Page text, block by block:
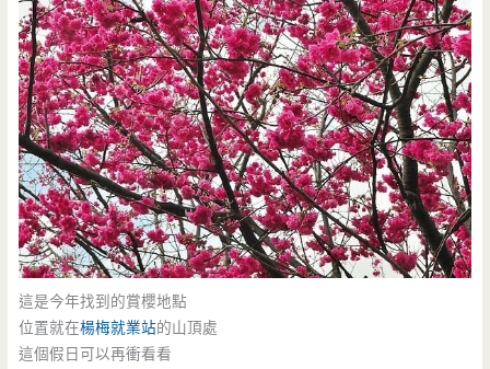
這是今年找到的賞櫻地點
位置就在楊梅就業站的山頂處
這個假日可以再衝看看